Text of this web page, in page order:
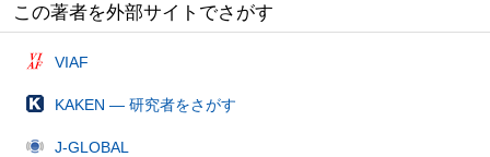
この著者を外部サイトでさがす
VIAF
KAKEN — 研究者をさがす
J-GLOBAL